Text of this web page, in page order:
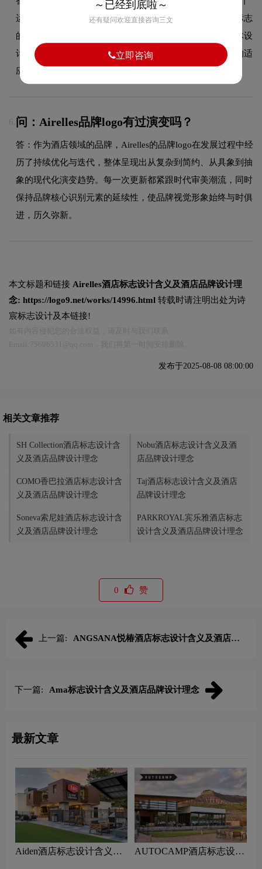
运用，这一视觉元素与品牌酒店属性紧密结合，既增强了标志
的视觉冲击力和记忆度，也使品牌形象更加鲜明突出。整体设
计在保持欧式复古风格的同时，兼顾了在不同应用场景下的适
应性和可识别性。
6. 问：Airelles品牌logo有过演变吗？
答：作为酒店领域的品牌，Airelles的品牌logo在发展过程中经
历了持续优化与迭代，整体呈现出从复杂到简约、从具象到抽
象的现代化演变趋势。每一次更新都紧跟时代审美潮流，同时
保持品牌核心识别元素的延续性，使品牌视觉形象始终与时俱
进，历久弥新。
本文标题和链接 Airelles酒店标志设计含义及酒店品牌设计理
念: https://logo9.net/works/14996.html 转载时请注明出处为诗
宸标志设计及本链接!
发布于2025-08-08 08:00:00
相关文章推荐
SH Collection酒店标志设计含
义及酒店品牌设计理念
Nobu酒店标志设计含义及酒
店品牌设计理念
COMO香巴拉酒店标志设计含
义及酒店品牌设计理念
Taj酒店标志设计含义及酒店
品牌设计理念
Soneva索尼娃酒店标志设计含
义及酒店品牌设计理念
PARKROYAL宾乐雅酒店标志
设计含义及酒店品牌设计理念
0 赞
上一篇:
ANGSANA悦椿酒店标志设计含义及酒店品
下一篇: Ama标志设计含义及酒店品牌设计理念
最新文章
Aiden酒店标志设计含义及
AUTOCAMP酒店标志设计
～已经到底啦～
还有疑问欢迎直接咨询三文
立即咨询